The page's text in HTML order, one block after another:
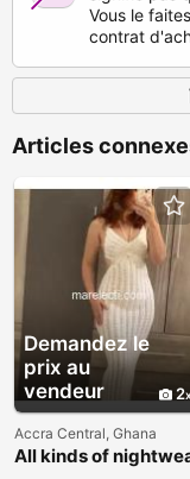
Vous le
contrat
Articles
Demandez le
prix au
vendeur
2
Accra Central, Ghana
All kinds of